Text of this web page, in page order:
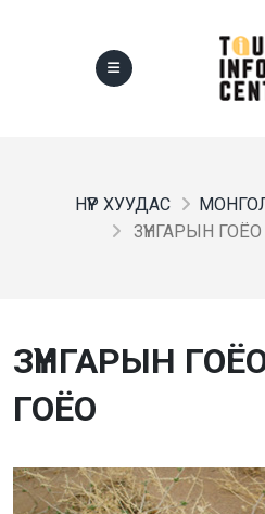
НҮҮР ХУУДАС
ЗҮҮНГАРЫН
ЗҮҮНГАРЫН
ГОЁО